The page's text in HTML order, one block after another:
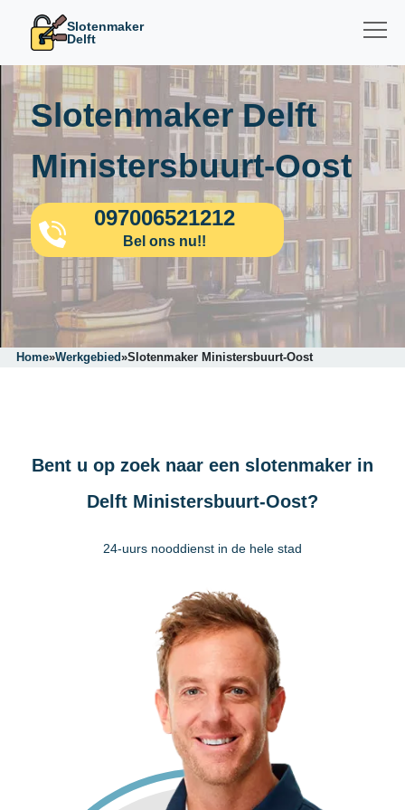
Slotenmaker
Delft
Slotenmaker Delft
Ministersbuurt-Oost
097006521212
Bel ons nu!!
Home»Werkgebied»Slotenmaker Ministersbuurt-Oost
Bent u op zoek naar een slotenmaker in
Delft Ministersbuurt-Oost?
24-uurs nooddienst in de hele stad